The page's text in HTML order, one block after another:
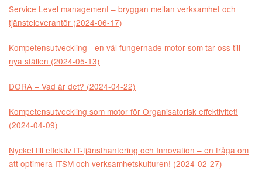
Service Level management – bryggan mellan verksamhet och
tjänsteleverantör (2024-06-17)
Kompetensutveckling - en väl fungernade motor som tar oss till
nya ställen (2024-05-13)
DORA – Vad är det? (2024-04-22)
Kompetensutveckling som motor för Organisatorisk effektivitet!
(2024-04-09)
Nyckel till effektiv IT-tjänsthantering och Innovation – en fråga om
att optimera ITSM och verksamhetskulturen! (2024-02-27)